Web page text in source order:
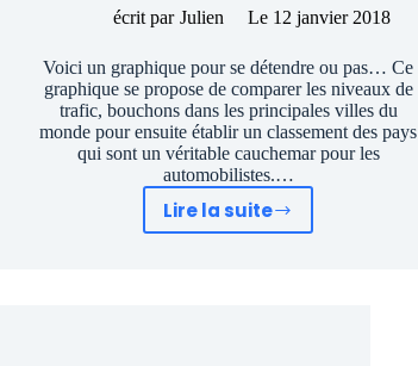
écrit par Julien Le 12 janvier 2018
Voici un graphique pour se détendre ou pas… Ce
graphique se propose de comparer les niveaux de
trafic, bouchons dans les principales villes du
monde pour ensuite établir un classement des pays
qui sont un véritable cauchemar pour les
automobilistes.…
Lire la suite
Quelle